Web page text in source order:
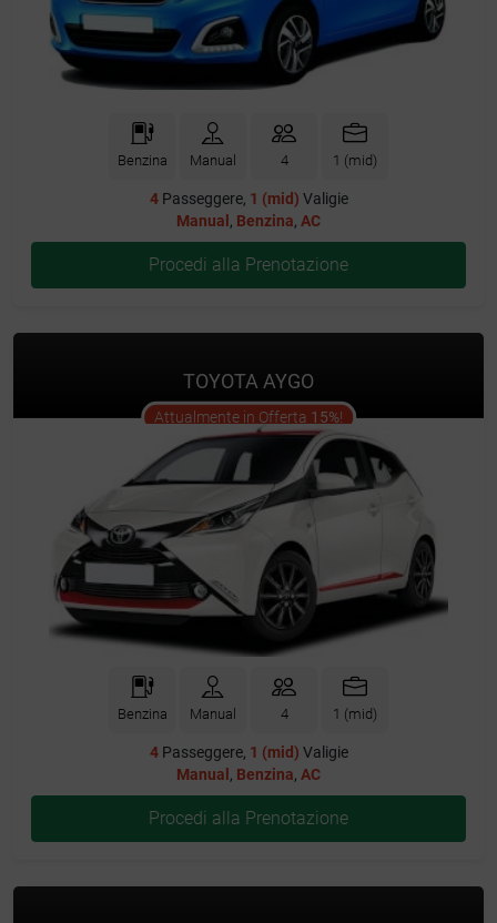
Benzina Manual 4 1 (mid)
4Passeggere, 1 (mid) Valigie
Manual , Benzina, AC
Procedi alla Prenotazione
TOYOTA AYGO
Attualmente in Offerta 15%! offer
Benzina Manual 4 1 (mid)
4Passeggere, 1 (mid) Valigie
Manual , Benzina, AC
Procedi alla Prenotazione